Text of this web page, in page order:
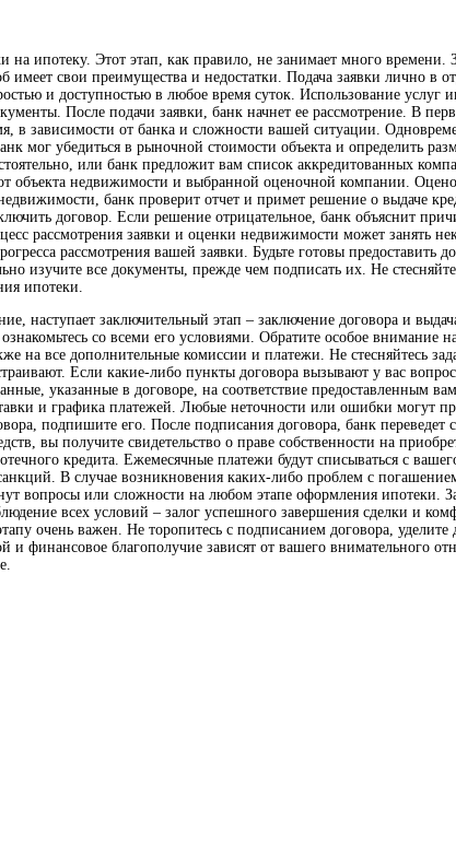
ипотеку. Этот этап, как правило, не занимает много
свои преимущества и недостатки. Подача заявки лично в
и доступностью в любое время суток. Использование услуг
После подачи заявки, банк начнет ее рассмотрение. В
в зависимости от банка и сложности вашей ситуации.
мог убедиться в рыночной стоимости объекта и определить
или банк предложит вам список аккредитованных
объекта недвижимости и выбранной оценочной компании.
банк проверит отчет и примет решение о выдаче
договор. Если решение отрицательное, банк объяснит
рассмотрения заявки и оценки недвижимости может занять
рассмотрения вашей заявки. Будьте готовы предоставить
все документы, прежде чем подписать их. Не
ипотеки.
заключительный этап – заключение договора и
со всеми его условиями. Обратите особое внимание
на все дополнительные комиссии и платежи. Не стесняйтесь
Если какие-либо пункты договора вызывают у вас
указанные в договоре, на соответствие предоставленным
и графика платежей. Любые неточности или ошибки могут
подпишите его. После подписания договора, банк переведет
вы получите свидетельство о праве собственности на
кредита. Ежемесячные платежи будут списываться с
В случае возникновения каких-либо проблем с
вопросы или сложности на любом этапе оформления ипотеки.
всех условий – залог успешного завершения сделки и
очень важен. Не торопитесь с подписанием договора,
финансовое благополучие зависят от вашего внимательного